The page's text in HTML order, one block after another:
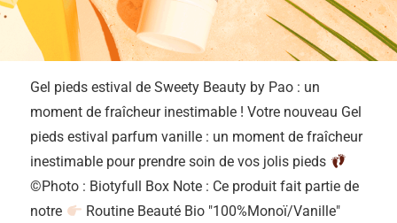
Gel pieds estival de Sweety Beauty by Pao : un
moment de fraîcheur inestimable ! Votre nouveau Gel
pieds estival parfum vanille : un moment de fraîcheur
inestimable pour prendre soin de vos jolis pieds
©Photo : Biotyfull Box Note : Ce produit fait partie de
notre
Routine Beauté Bio "100%Monoï/Vanille"